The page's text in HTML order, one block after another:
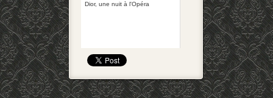
Dior, une nuit à l'Opéra